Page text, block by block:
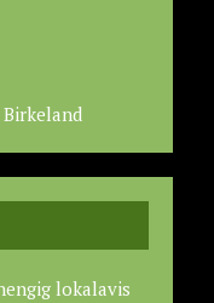
Birkeland
lokalavis